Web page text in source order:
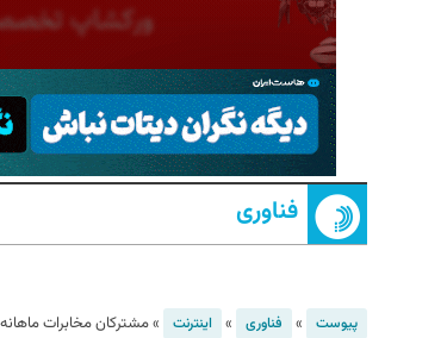
فناوری
پیوست » فناوری » اینترنت »مشترکان مخابرات ماهانه ۷۰ گیگ اینترنت مصرف